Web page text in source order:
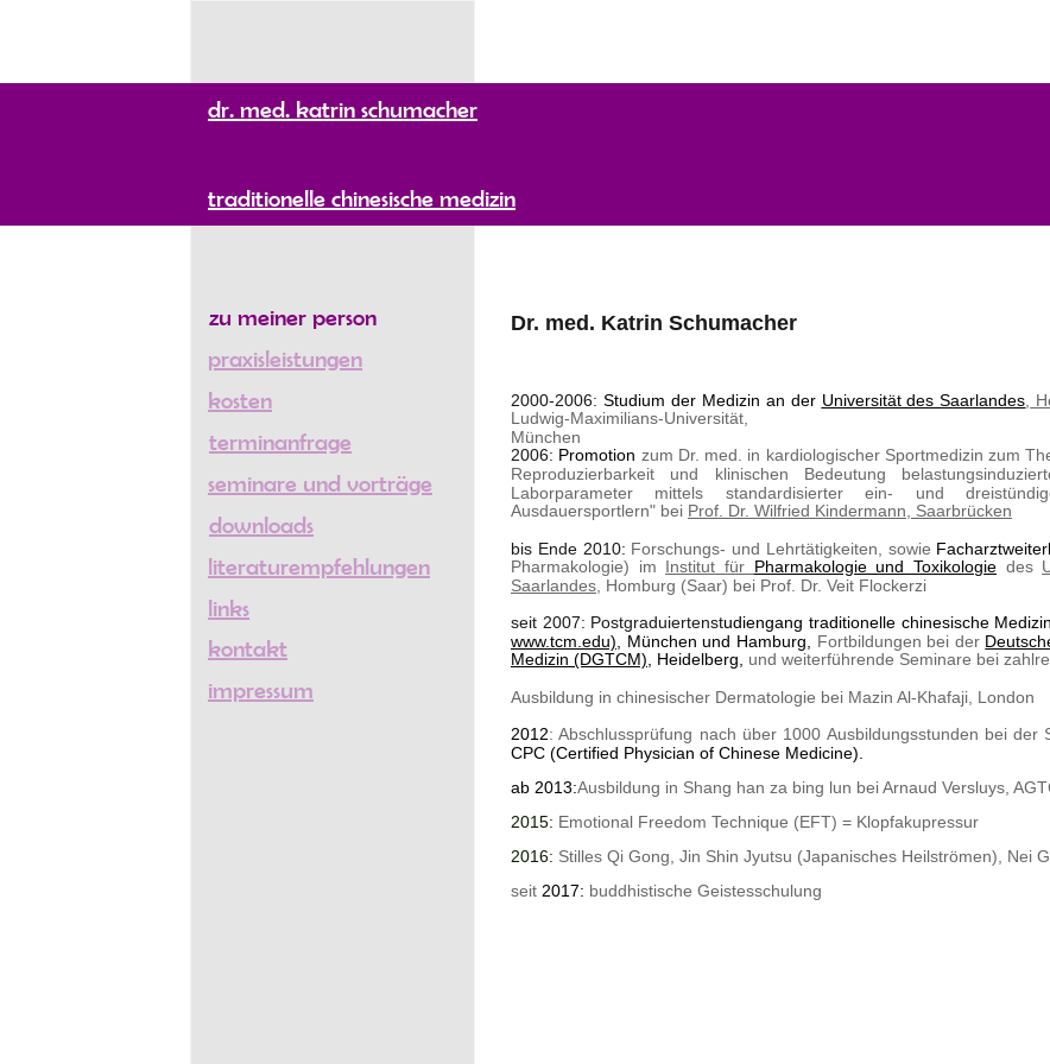
zu meiner person
2000-2006: Studium der Medizin an der Universität des Saarlandes
Ludwig-Maximilians-Universität,
München
2006: Promotion zum Dr. med. in kardiologischer Sportmedizin zum
Reproduzierbarkeit und klinischen Bedeutung
Laborparameter mittels standardisierter ein- und
Ausdauersportlern" bei Prof. Dr. Wilfried Kindermann,
Saarbrücken
bis Ende 2010: Forschungs- und Lehrtätigkeiten, sowie
Pharmakologie) im Institut für Pharmakologie und Toxikologie des
Saarlandes , Homburg (Saar) bei Prof. Dr. Veit Flockerzi
seit 2007: Postgraduiertenstudiengang traditionelle chinesische
www.tcm.edu) , München und Hamburg, Fortbildungen bei der
Medizin (DGTCM) , Heidelberg, und weiterführende Seminare bei
Ausbildung in chinesischer Dermatologie bei Mazin Al-Khafaji, London
2012: Abschlussprüfung nach über 1000 Ausbildungsstunden bei der
CPC (Certified Physician of Chinese Medicine).
ab 2013:Ausbildung in Shang han za bing lun bei Arnaud Versluys,
2015: Emotional Freedom Technique (EFT) = Klopfakupressur
2016: Stilles Qi Gong, Jin Shin Jyutsu (Japanisches Heilströmen), Nei
seit 2017: buddhistische Geistesschulung
praxisleistungen
kosten
terminanfrage
seminare und vorträge
downloads
literaturempfehlungen
kontakt
impressum
links
dr. med. katrin schumacher
traditionelle chinesische medizin
Dr. med. Katrin Schumacher